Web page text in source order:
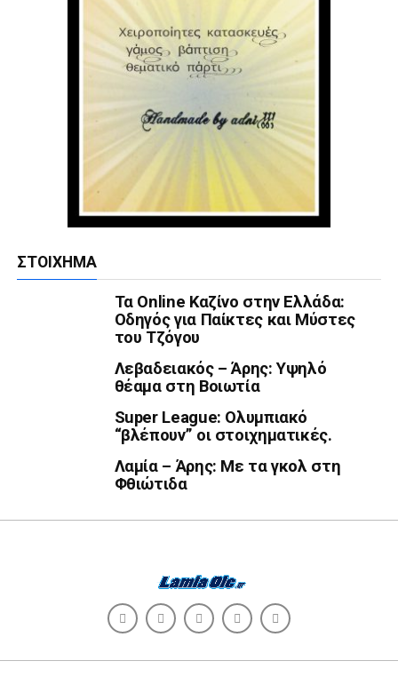
ΣΤΟΊΧΗΜΑ
Τα Online Καζίνο στην Ελλάδα:
Οδηγός για Παίκτες και Μύστες
του Τζόγου
Λεβαδειακός – Άρης: Υψηλό
θέαμα στη Βοιωτία
Super League: Ολυμπιακό
“βλέπουν” οι στοιχηματικές.
Λαμία – Άρης: Με τα γκολ στη
Φθιώτιδα